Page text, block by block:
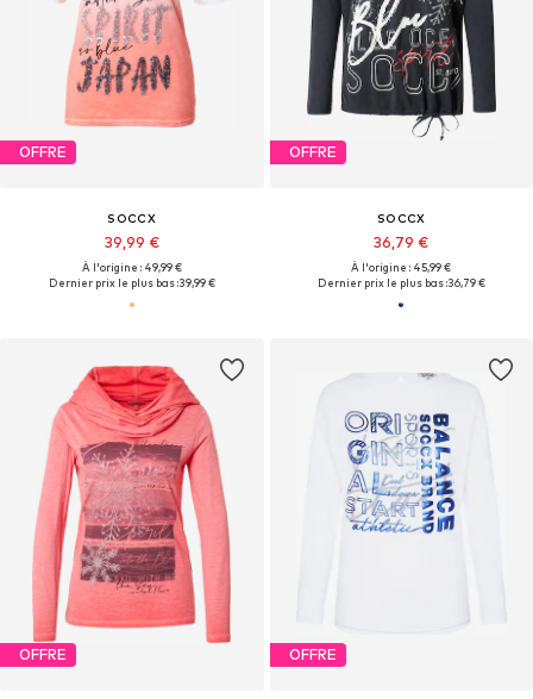
OFFRE
SOCCX
39,99 €
À l'origine : 49,99 €
Dernier prix le plus bas :39,99 €
OFFRE
SOCCX
36,79 €
À l'origine : 45,99 €
Dernier prix le plus bas :36,79 €
OFFRE OFFRE